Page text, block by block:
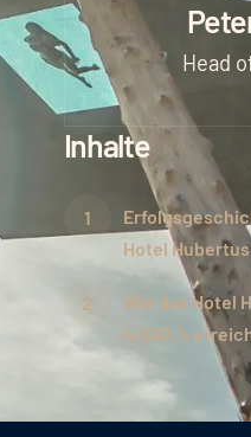
Head
Inhalte
Hotel Hubertus
Wie das Hotel
4.000 %